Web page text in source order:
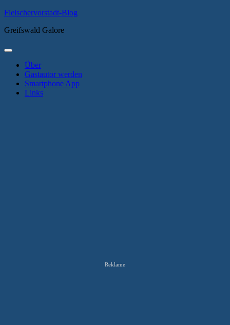
Zum
springen
Fleischervorstadt-Blog
Greifswald Galore
Primäres
Über
Gastautor werden
Smartphone App
Links
Reklame